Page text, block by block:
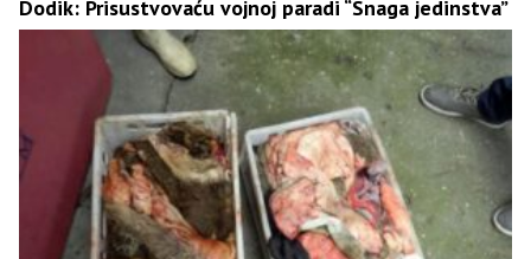
Dodik: Prisustvovaću vojnoj paradi “Snaga jedinstva”